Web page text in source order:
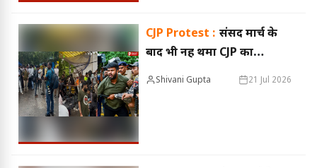
CJP Protest : संसद मार्च के
बाद भी नहीं थमा CJP का
आंदोलन, जंतर-मंतर पर फिर जुटे
Shivani Gupta 21 Jul 2026